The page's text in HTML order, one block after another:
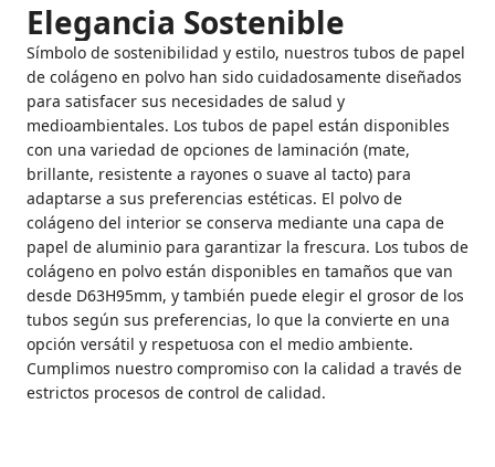
Elegancia Sostenible
Símbolo de sostenibilidad y estilo, nuestros tubos de papel
de colágeno en polvo han sido cuidadosamente diseñados
para satisfacer sus necesidades de salud y
medioambientales. Los tubos de papel están disponibles
con una variedad de opciones de laminación (mate,
brillante, resistente a rayones o suave al tacto) para
adaptarse a sus preferencias estéticas. El polvo de
colágeno del interior se conserva mediante una capa de
papel de aluminio para garantizar la frescura. Los tubos de
colágeno en polvo están disponibles en tamaños que van
desde D63H95mm, y también puede elegir el grosor de los
tubos según sus preferencias, lo que la convierte en una
opción versátil y respetuosa con el medio ambiente.
Cumplimos nuestro compromiso con la calidad a través de
estrictos procesos de control de calidad.